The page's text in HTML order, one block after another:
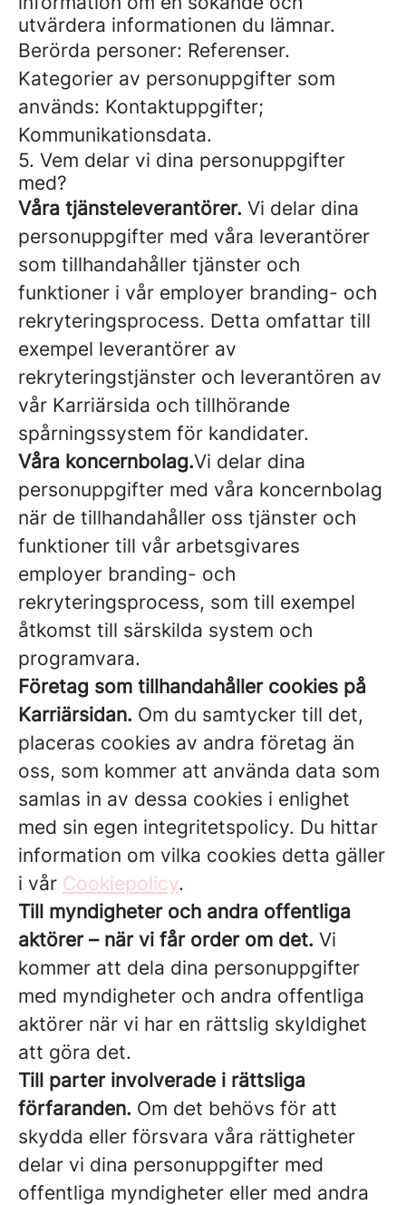
utvärdera informationen du lämnar.
Berörda personer: Referenser.
Kategorier av personuppgifter som
används: Kontaktuppgifter;
Kommunikationsdata.
5. Vem delar vi dina personuppgifter
med?
Våra tjänsteleverantörer. Vi delar dina
personuppgifter med våra leverantörer
som tillhandahåller tjänster och
funktioner i vår employer branding- och
rekryteringsprocess. Detta omfattar till
exempel leverantörer av
rekryteringstjänster och leverantören av
vår Karriärsida och tillhörande
spårningssystem för kandidater.
Våra koncernbolag.Vi delar dina
personuppgifter med våra koncernbolag
när de tillhandahåller oss tjänster och
funktioner till vår arbetsgivares
employer branding- och
rekryteringsprocess, som till exempel
åtkomst till särskilda system och
programvara.
Företag som tillhandahåller cookies på
Karriärsidan. Om du samtycker till det,
placeras cookies av andra företag än
oss, som kommer att använda data som
samlas in av dessa cookies i enlighet
med sin egen integritetspolicy. Du hittar
information om vilka cookies detta gäller
i vår Cookiepolicy.
Till myndigheter och andra offentliga
aktörer – när vi får order om det. Vi
kommer att dela dina personuppgifter
med myndigheter och andra offentliga
aktörer när vi har en rättslig skyldighet
att göra det.
Till parter involverade i rättsliga
förfaranden. Om det behövs för att
skydda eller försvara våra rättigheter
delar vi dina personuppgifter med
offentliga myndigheter eller med andra